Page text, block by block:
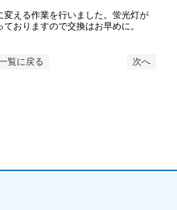
変える作業を行いました。蛍光灯が
おりますので交換はお早めに。
覧に戻る 次へ